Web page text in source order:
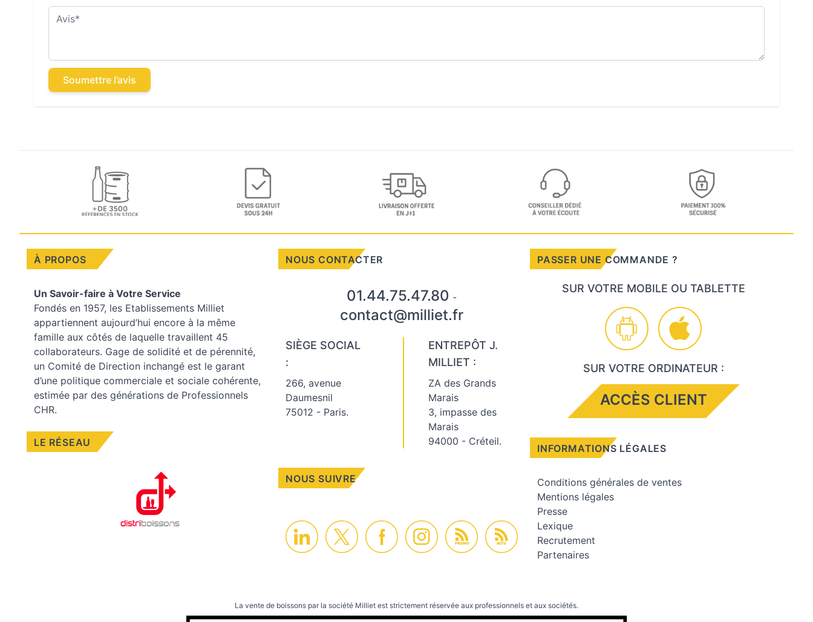
Avis
Soumettre l’avis
À PROPOS
Un Savoir-faire à Votre Service
Fondés en 1957, les Etablissements Milliet
appartiennent aujourd’hui encore à la même
famille aux côtés de laquelle travaillent 45
collaborateurs. Gage de solidité et de pérennité,
un Comité de Direction inchangé est le garant
d’une politique commerciale et sociale cohérente,
estimée par des générations de Professionnels
CHR.
LE RÉSEAU
NOUS CONTACTER
01.44.75.47.80 -
contact@milliet.fr
SIÈGE SOCIAL
:
266, avenue
Daumesnil
75012 - Paris.
ENTREPÔT J.
MILLIET :
ZA des Grands
Marais
3, impasse des
Marais
94000 - Créteil.
NOUS SUIVRE
PROMO ACTU
PASSER UNE COMMANDE ?
SUR VOTRE MOBILE OU TABLETTE
SUR VOTRE ORDINATEUR :
ACCÈS CLIENT
INFORMATIONS LÉGALES
Conditions générales de ventes
Mentions légales
Presse
Lexique
Recrutement
Partenaires
La vente de boissons par la société Milliet est strictement réservée aux professionnels et aux sociétés.